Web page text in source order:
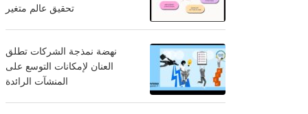
تحقيق عالم متغير
نهضة نمذجة الشركات تطلق
العنان لإمكانات التوسع على
المنشآت الرائدة